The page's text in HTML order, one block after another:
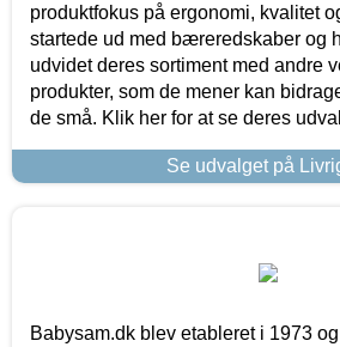
produktfokus på ergonomi, kvalitet
startede ud med bæreredskaber og
udvidet deres sortiment med andre
produkter, som de mener kan
de små. Klik her for at se deres
Se udvalget på
Babysam.dk blev etableret i 1973